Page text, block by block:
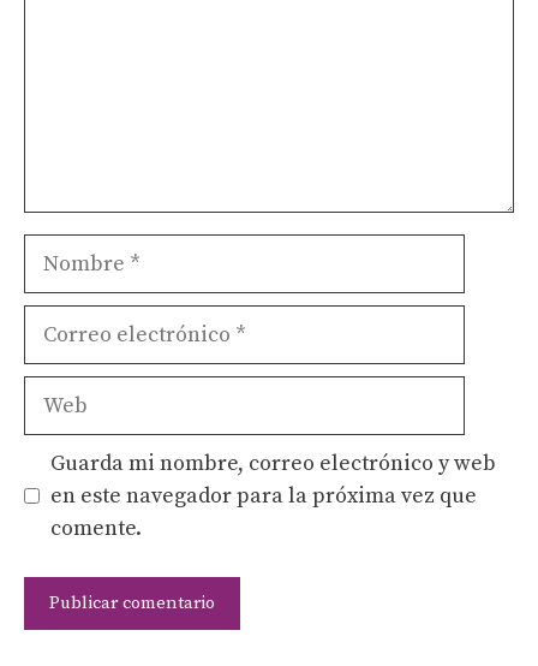
Nombre
Correo
Web
Guarda mi nombre, correo electrónico y web
en este navegador para la próxima vez que
comente.